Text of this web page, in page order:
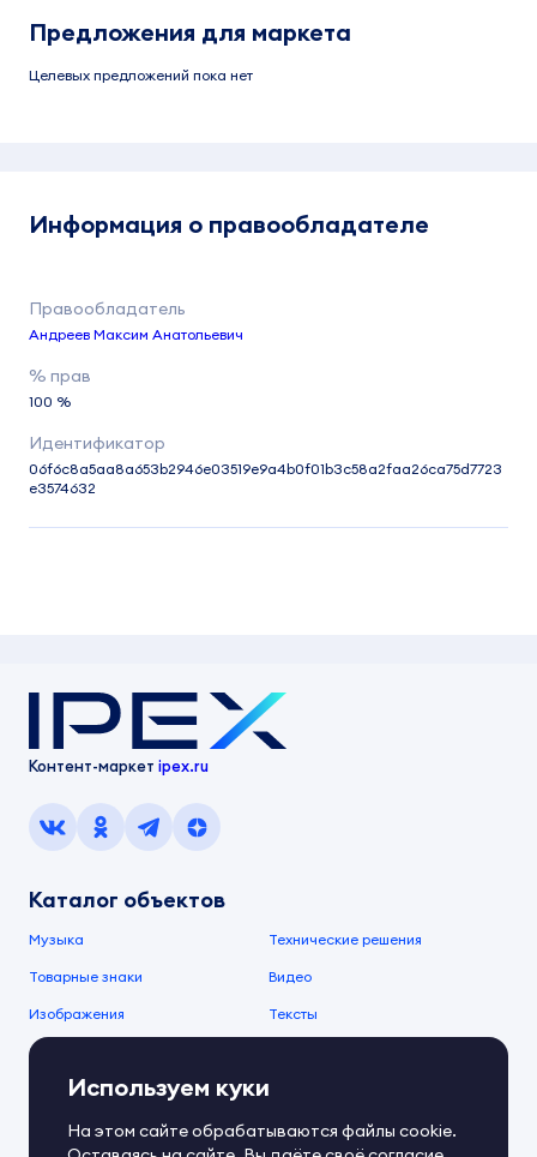
Предложения для маркета
Целевых предложений пока нет
Информация о правообладателе
Андреев Максим Анатольевич
100 %
06f6c8a5aa8a653b2946e03519e9a4b0f01b3c58a2faa26ca75d7723
e3574632
Контент-маркет ipex.ru
Каталог объектов
Музыка Технические решения
Товарные знаки Видео
Изображения Тексты
О компании
О сервисе
Документы IPEX Справочный центр
Используем куки
На этом сайте обрабатываются файлы cookie.